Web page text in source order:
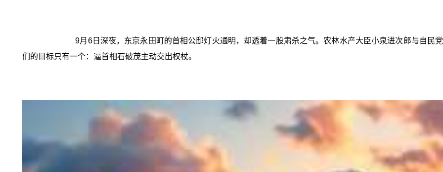
9月6日深夜，东京永田町的首相公邸灯火通明，却透着一股肃杀之气。农林水产大臣小泉进次郎与自民
们的目标只有一个：逼首相石破茂主动交出权杖。